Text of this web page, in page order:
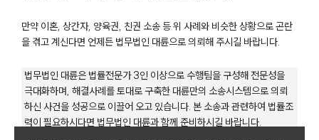
만약 이혼, 상간자, 양육권, 친권 소송 등 위 사례와 비슷한 상황으로 곤란
을 겪고 계신다면 언제든 법무법인 대륜으로 의뢰해 주시길 바랍니다.
법무법인 대륜은 법률전문가 3인 이상으로 수행팀을 구성해 전문성을
극대화하며, 해결사례를 토대로 구축한 대륜만의 소송시스템으로 의뢰
하신 사건을 성공으로 이끌어 오고 있습니다. 본 소송과 관련하여 법률조
력이 필요하시다면 법무법인 대륜과 함께 준비하시길 바랍니다.